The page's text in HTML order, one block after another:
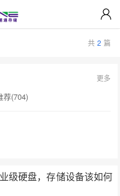
共 2 篇
荐(704)
硬盘制造(180)
更多
级硬盘，存储设备该如何